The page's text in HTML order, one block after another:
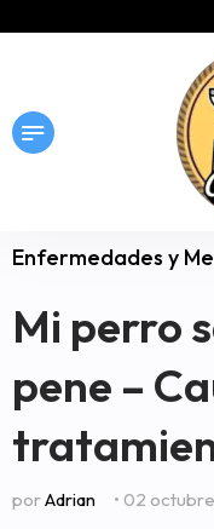
Enfermedades y
Mi perro
pene –
porAdrian
• 02